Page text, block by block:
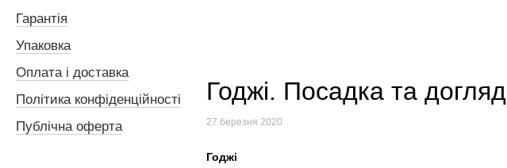
Годжі. Посадка та догляд
27 березня 2020
Годжі
Гарантія
Упаковка
Оплата і доставка
Політика конфіденційності
Публічна оферта